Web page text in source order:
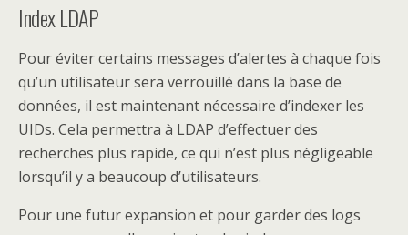
Index LDAP
Pour éviter certains messages d’alertes à chaque fois
qu’un utilisateur sera verrouillé dans la base de
données, il est maintenant nécessaire d’indexer les
UIDs. Cela permettra à LDAP d’effectuer des
recherches plus rapide, ce qui n’est plus négligeable
lorsqu’il y a beaucoup d’utilisateurs.
Pour une futur expansion et pour garder des logs